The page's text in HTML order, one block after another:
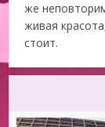
же
живая
стоит.